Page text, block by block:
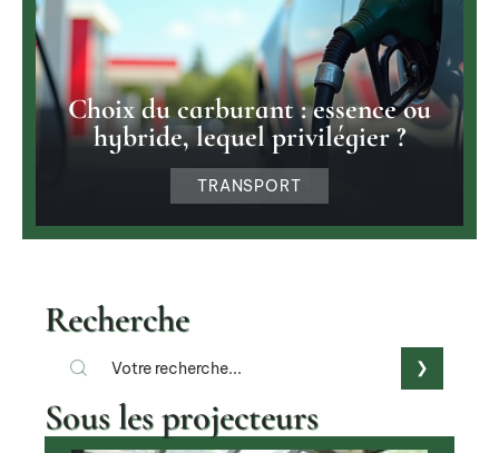
Choix du carburant : essence ou
hybride, lequel privilégier ?
TRANSPORT
Recherche
Sous les projecteurs